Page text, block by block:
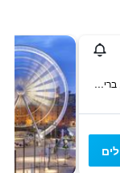
29 Seel Street, ליברפול, בריטניה